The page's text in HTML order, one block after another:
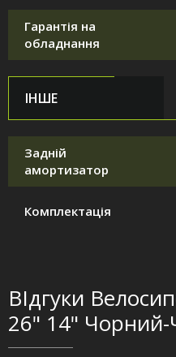
Гарантія на
обладнання
ІНШЕ
Задній
амортизатор
Комплектація
ВІдгуки
26" 14"